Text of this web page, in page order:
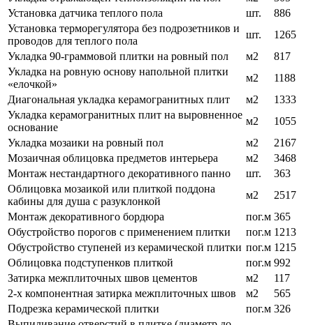
Установка датчика теплого пола
шт.
886
Установка терморегулятора без подрозетников и
проводов для теплого пола
шт.
1265
Укладка 90-граммовой плитки на ровный пол
м2
817
Укладка на ровную основу напольной плитки
«елочкой»
м2
1188
Диагональная укладка керамогранитных плит
м2
1333
Укладка керамогранитных плит на выровненное
основание
м2
1055
Укладка мозаики на ровный пол
м2
2167
Мозаичная облицовка предметов интерьера
м2
3468
Монтаж нестандартного декоративного панно
шт.
363
Облицовка мозаикой или плиткой поддона
кабины для душа с разуклонкой
м2
2517
Монтаж декоративного бордюра
пог.м 365
Обустройство порогов с применением плитки
пог.м 1213
Обустройство ступеней из керамической плитки пог.м 1215
Облицовка подступенков плиткой
пог.м 992
Затирка межплиточных швов цементов
м2
117
2-х компонентная затирка межплиточных швов
м2
565
Подрезка керамической плитки
пог.м 326